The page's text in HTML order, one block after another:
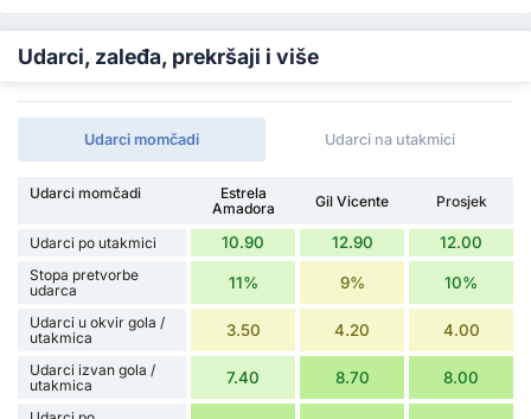
Udarci, zaleđa, prekršaji i više
Udarci momčadi Udarci na utakmici
Udarci momčadi
Estrela
Amadora
Gil Vicente Prosjek
Udarci po utakmici 10.90 12.90 12.00
Stopa pretvorbe
udarca
11% 9% 10%
Udarci u okvir gola /
utakmica
3.50 4.20 4.00
Udarci izvan gola /
utakmica
7.40 8.70 8.00